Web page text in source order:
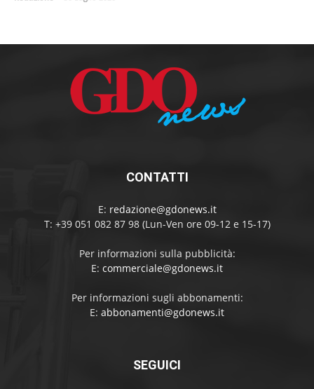
CONTATTI
E: redazione@gdonews.it
T: +39 051 082 87 98 (Lun-Ven ore 09-12 e 15-17)
Per informazioni sulla pubblicità:
E: commerciale@gdonews.it
Per informazioni sugli abbonamenti:
E: abbonamenti@gdonews.it
SEGUICI